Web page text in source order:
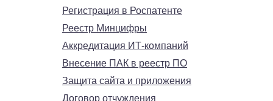
Регистрация в Роспатенте
Реестр Минцифры
Аккредитация ИТ-компаний
Внесение ПАК в реестр ПО
Защита сайта и приложения
Договор отчуждения